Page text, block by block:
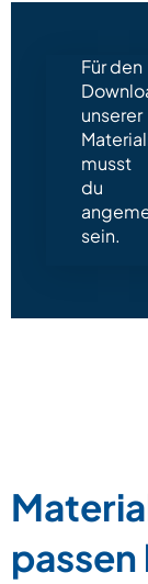
Für den
unserer
musst
du
sein.